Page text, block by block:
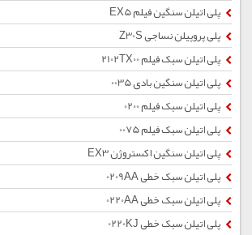
پلی اتیلن سنگین فیلم EX5
پلی پروپیلن نساجی Z30S
پلی اتیلن سبک فیلم 2102TX00
پلی اتیلن سنگین بادی 0035
پلی اتیلن سبک فیلم 0200
پلی اتیلن سبک فیلم 0075
پلی اتیلن سنگین اکستروژن EX3
پلی اتیلن سبک خطی 0209AA
پلی اتیلن سبک خطی 0220AA
پلی اتیلن سبک خطی 0220KJ